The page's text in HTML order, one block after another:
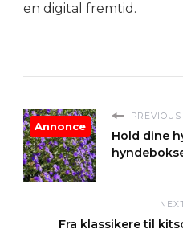
en digital fremtid.
Hold dine
Annonce
Fra klassikere til